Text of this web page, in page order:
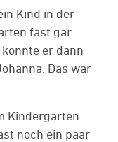
Kind in der
fast gar
er dann
Das war
Kindergarten
noch ein paar